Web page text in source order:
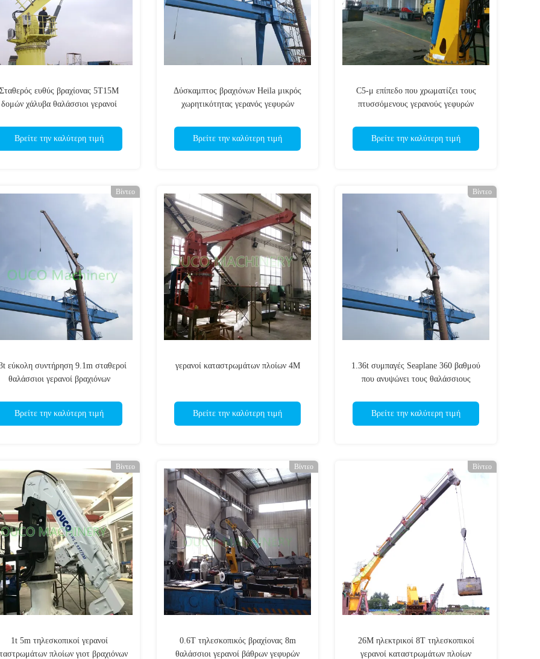
Σταθερός ευθύς βραχίονας 5T15M
δομών χάλυβα θαλάσσιοι γερανοί
Βρείτε την καλύτερη τιμή
Δύσκαμπτος βραχιόνων Heila μικρός
χωρητικότητας γερανός γεφυρών
Βρείτε την καλύτερη τιμή
C5-μ επίπεδο που χρωματίζει τους
πτυσσόμενους γερανούς γεφυρών
Βρείτε την καλύτερη τιμή
Βίντεο
εύκολη συντήρηση 9.1m σταθεροί
θαλάσσιοι γερανοί βραχιόνων
Βρείτε την καλύτερη τιμή
γερανοί καταστρωμάτων πλοίων 4M
Βρείτε την καλύτερη τιμή
Βίντεο
1.36t συμπαγές Seaplane 360 βαθμού
που ανυψώνει τους θαλάσσιους
Βρείτε την καλύτερη τιμή
Βίντεο
1t 5m τηλεσκοπικοί γερανοί
πλοίων γιοτ βραχιόνων
Βίντεο
0.6T τηλεσκοπικός βραχίονας 8m
θαλάσσιοι γερανοί βάθρων γεφυρών
Βίντεο
26M ηλεκτρικοί 8T τηλεσκοπικοί
γερανοί καταστρωμάτων πλοίων